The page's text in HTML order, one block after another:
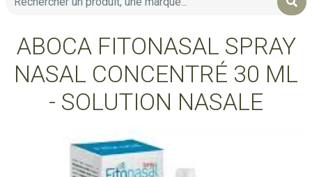
ABOCA FITONASAL SPRAY
NASAL CONCENTRÉ 30 ML
- SOLUTION NASALE